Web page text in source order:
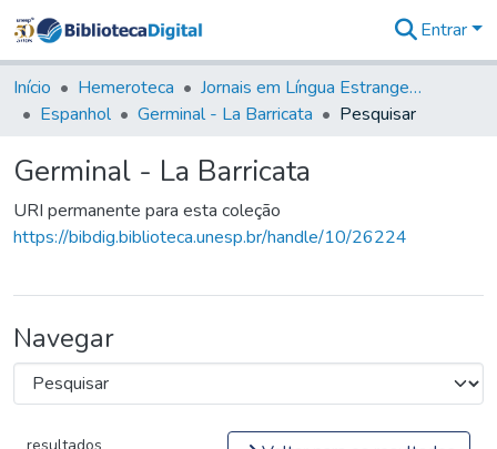
&
Coleções
Tudo na
Digital
Estatísticas
Entrar
Início Hemeroteca
Jornais em Língua Estrangeira
Espanhol
Germinal - La Barricata Pesquisar
Germinal - La Barricata
URI permanente para esta coleção
https://bibdig.biblioteca.unesp.br/handle/10/26224
Navegar